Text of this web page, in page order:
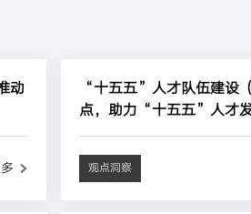
动
“十五五”人才队伍建设
点，助力“十五五”人才
观点洞察